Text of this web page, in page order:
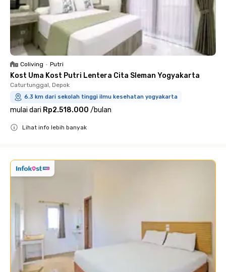
Coliving • Putri
Kost Uma Kost Putri Lentera Cita Sleman Yogyakarta
Caturtunggal, Depok
6.3 km dari sekolah tinggi ilmu kesehatan yogyakarta
mulai dari Rp2.518.000 /bulan
Lihat info lebih banyak